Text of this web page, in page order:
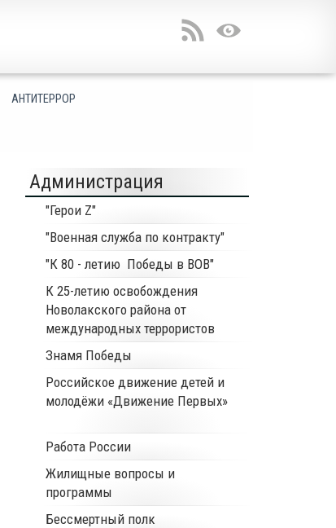
АНТИТЕРРОР
Администрация
"Герои Z"
"Военная служба по контракту"
"К 80 - летию Победы в ВОВ"
К 25-летию освобождения
Новолакского района от
международных террористов
Знамя Победы
Российское движение детей и
молодёжи «Движение Первых»
Работа России
Жилищные вопросы и
программы
Бессмертный полк